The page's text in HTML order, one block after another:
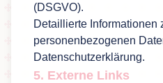
(DSGVO).
Detaillierte Informationen
personenbezogenen
Datenschutzerklärung.
5. Externe Links